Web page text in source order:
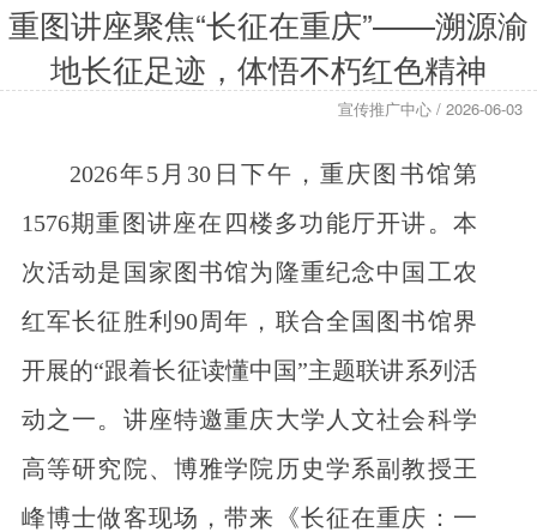
重图讲座聚焦“长征在重庆”——溯源渝
地长征足迹，体悟不朽红色精神
宣传推广中心 / 2026-06-03
2026年5月30日下午，重庆图书馆第
1576期重图讲座在四楼多功能厅开讲。本
次活动是国家图书馆为隆重纪念中国工农
红军长征胜利90周年，联合全国图书馆界
开展的“跟着长征读懂中国”主题联讲系列活
动之一。讲座特邀重庆大学人文社会科学
高等研究院、博雅学院历史学系副教授王
峰博士做客现场，带来《长征在重庆：一